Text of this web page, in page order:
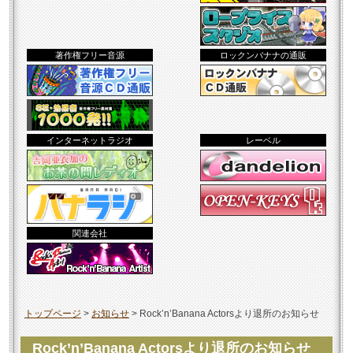
トップページ>お知らせ>Rock’n’Banana Actorsより退所のお知らせ
Rock’n’Banana Actorsより退所のお知らせ
著作権フリー音源 ロックンバナナの通販
インターネットラジオ レーベル
関連会社